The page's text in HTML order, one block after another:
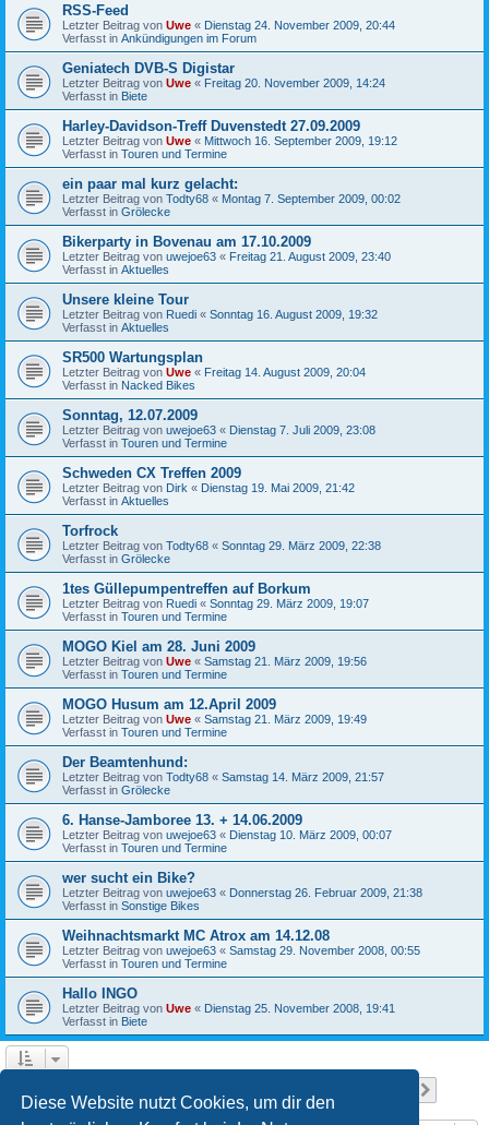
Diese Website nutzt Cookies, um dir den
RSS-Feed
Letzter Beitrag von Uwe « Dienstag 24. November 2009, 20:44
Verfasst in Ankündigungen im Forum
Geniatech DVB-S Digistar
Letzter Beitrag von Uwe « Freitag 20. November 2009, 14:24
Verfasst in Biete
Harley-Davidson-Treff Duvenstedt 27.09.2009
Letzter Beitrag von Uwe « Mittwoch 16. September 2009, 19:12
Verfasst in Touren und Termine
ein paar mal kurz gelacht:
Letzter Beitrag von Todty68 « Montag 7. September 2009, 00:02
Verfasst in Grölecke
Bikerparty in Bovenau am 17.10.2009
Letzter Beitrag von uwejoe63 « Freitag 21. August 2009, 23:40
Verfasst in Aktuelles
Unsere kleine Tour
Letzter Beitrag von Ruedi « Sonntag 16. August 2009, 19:32
Verfasst in Aktuelles
SR500 Wartungsplan
Letzter Beitrag von Uwe « Freitag 14. August 2009, 20:04
Verfasst in Nacked Bikes
Sonntag, 12.07.2009
Letzter Beitrag von uwejoe63 « Dienstag 7. Juli 2009, 23:08
Verfasst in Touren und Termine
Schweden CX Treffen 2009
Letzter Beitrag von Dirk « Dienstag 19. Mai 2009, 21:42
Verfasst in Aktuelles
Torfrock
Letzter Beitrag von Todty68 « Sonntag 29. März 2009, 22:38
Verfasst in Grölecke
1tes Güllepumpentreffen auf Borkum
Letzter Beitrag von Ruedi « Sonntag 29. März 2009, 19:07
Verfasst in Touren und Termine
MOGO Kiel am 28. Juni 2009
Letzter Beitrag von Uwe « Samstag 21. März 2009, 19:56
Verfasst in Touren und Termine
MOGO Husum am 12.April 2009
Letzter Beitrag von Uwe « Samstag 21. März 2009, 19:49
Verfasst in Touren und Termine
Der Beamtenhund:
Letzter Beitrag von Todty68 « Samstag 14. März 2009, 21:57
Verfasst in Grölecke
6. Hanse-Jamboree 13. + 14.06.2009
Letzter Beitrag von uwejoe63 « Dienstag 10. März 2009, 00:07
Verfasst in Touren und Termine
wer sucht ein Bike?
Letzter Beitrag von uwejoe63 « Donnerstag 26. Februar 2009, 21:38
Verfasst in Sonstige Bikes
Weihnachtsmarkt MC Atrox am 14.12.08
Letzter Beitrag von uwejoe63 « Samstag 29. November 2008, 00:55
Verfasst in Touren und Termine
Hallo INGO
Letzter Beitrag von Uwe « Dienstag 25. November 2008, 19:41
Verfasst in Biete